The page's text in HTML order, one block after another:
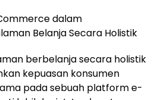
dalam
Belanja Secara Holistik
berbelanja secara holistik
kepuasan konsumen
pada sebuah platform e-